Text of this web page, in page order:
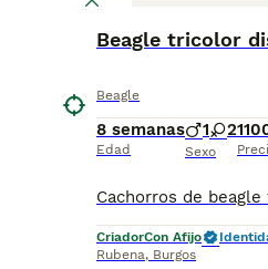
Lee nuestrapágina
Beagle tricolor
Beagle
8 semanas
Edad
1 2
Sexo
CriadorCon Afijo
Rubena, Burgos